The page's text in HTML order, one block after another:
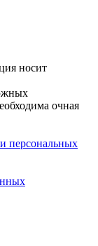
носит
очная
персональных